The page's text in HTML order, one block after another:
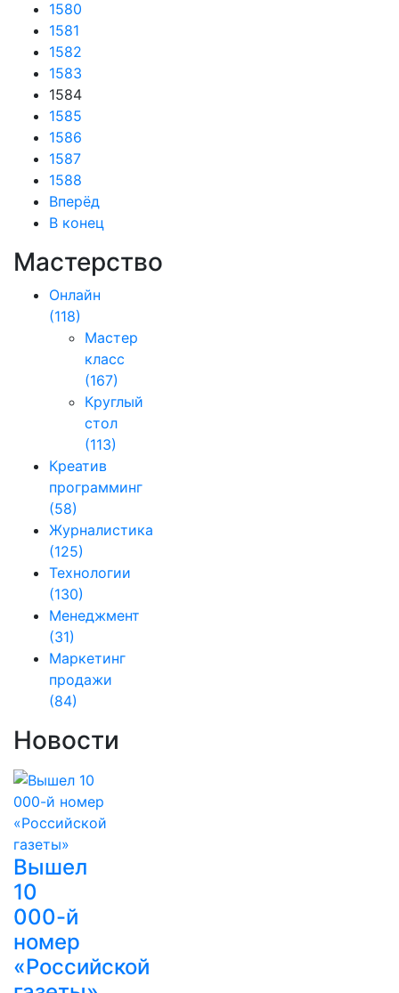
1580
1581
1582
1583
1584
1585
1586
1587
1588
Вперёд
В конец
Мастерство
Онлайн
(118)
Мастер
класс
(167)
Круглый
стол
(113)
Креатив
программинг
(58)
Журналистика
(125)
Технологии
(130)
Менеджмент
(31)
Маркетинг
продажи
(84)
Новости
Вышел
10
000-й
номер
«Российской